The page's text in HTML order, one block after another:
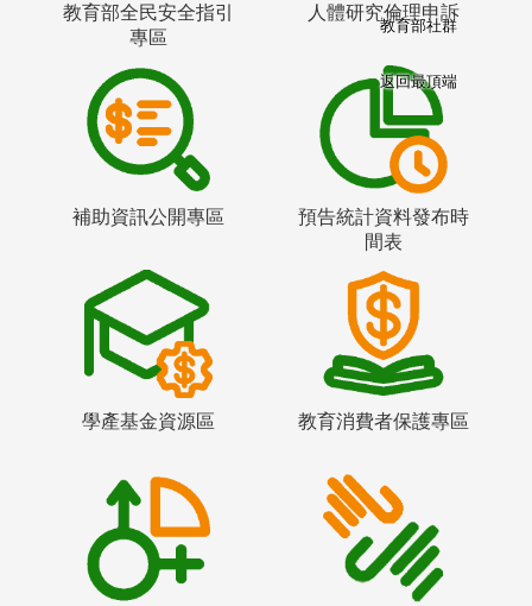
教育部全民安全指引
專區
人體研究倫理申訴
補助資訊公開專區
預告統計資料發布時
間表
學產基金資源區 教育消費者保護專區
教育部社群
返回最頂端